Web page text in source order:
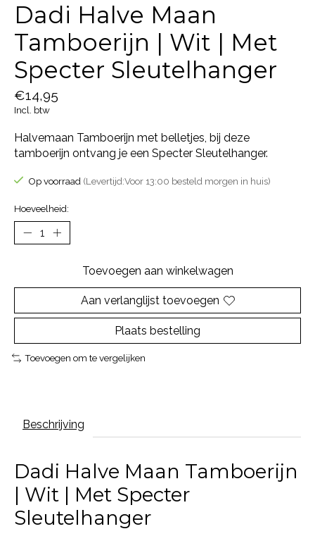
Dadi Halve Maan
Tamboerijn | Wit | Met
Specter Sleutelhanger
€14,95
Incl. btw
Halvemaan Tamboerijn met belletjes, bij deze
tamboerijn ontvang je een Specter Sleutelhanger.
Op voorraad (Levertijd:Voor 13:00 besteld morgen in huis)
Hoeveelheid:
Toevoegen aan winkelwagen
Aan verlanglijst toevoegen
Plaats bestelling
Toevoegen om te vergelijken
Beschrijving
Dadi Halve Maan Tamboerijn
| Wit | Met Specter
Sleutelhanger